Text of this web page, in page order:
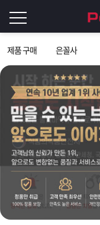
제품 구매 은꼴사
그
인
이
필
요
니
로
Q&A
파
워
제 [2026구정